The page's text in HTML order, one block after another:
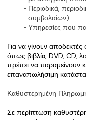
Περιοδικά,
συμβολαίων).
Υπηρεσίες που
Για να γίνουν
όπως βιβλία, DVD, CD,
πρέπει να παραμείνουν
επαναπωλήσιμη
Καθυστερημένη Πληρωμή
Σε περίπτωση